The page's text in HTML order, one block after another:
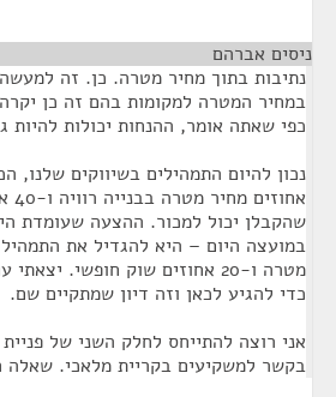
ניסים אברהם
נתיבות בתוך מחיר מטרה. כן. זה
במחיר המטרה למקומות בהם זה כן
כפי שאתה אומר, ההנחות יכולות להיות
שהקבלן יכול למכור. ההצעה שעומדת
מטרה ו-20 אחוזים שוק חופשי.
כדי להגיע לכאן וזה דיון שמתקיים שם.
אני רוצה להתייחס לחלק השני של
בקשר למשקיעים בקריית מלאכי. שאלה